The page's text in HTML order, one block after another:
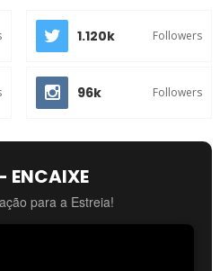
1.120k Followers
96k Followers
ENCAIXE
para a Estreia!